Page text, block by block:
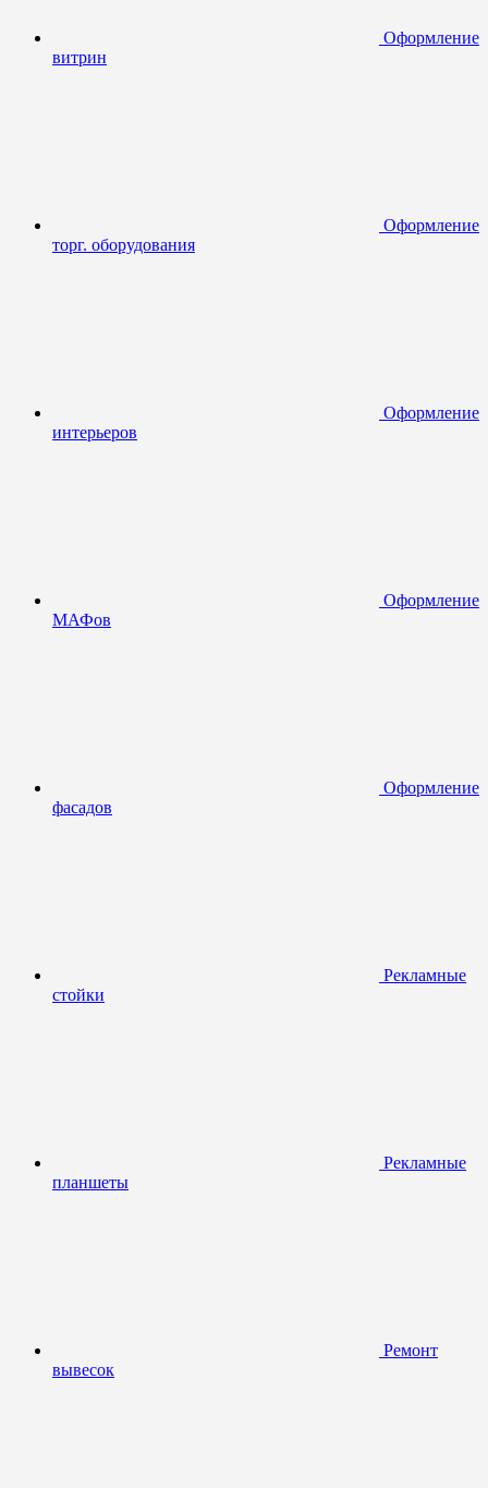
Оформление
витрин
Оформление
торг. оборудования
Оформление
интерьеров
Оформление
МАФов
Оформление
фасадов
Рекламные
стойки
Рекламные
планшеты
Ремонт
вывесок